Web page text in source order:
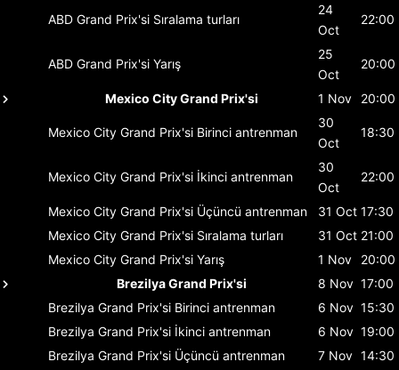
ABD Grand Prix'si Sıralama turları
24
Oct
22:00
ABD Grand Prix'si Yarış
25
Oct
20:00
Mexico City Grand Prix'si 1 Nov 20:00
Mexico City Grand Prix'si Birinci antrenman
30
Oct
18:30
Mexico City Grand Prix'si İkinci antrenman
30
Oct
22:00
Mexico City Grand Prix'si Üçüncü antrenman 31 Oct 17:30
Mexico City Grand Prix'si Sıralama turları 31 Oct 21:00
Mexico City Grand Prix'si Yarış 1 Nov
20:00
Brezilya Grand Prix'si
8 Nov 17:00
Brezilya Grand Prix'si Birinci antrenman 6 Nov 15:30
Brezilya Grand Prix'si İkinci antrenman 6 Nov 19:00
Brezilya Grand Prix'si Üçüncü antrenman 7 Nov 14:30